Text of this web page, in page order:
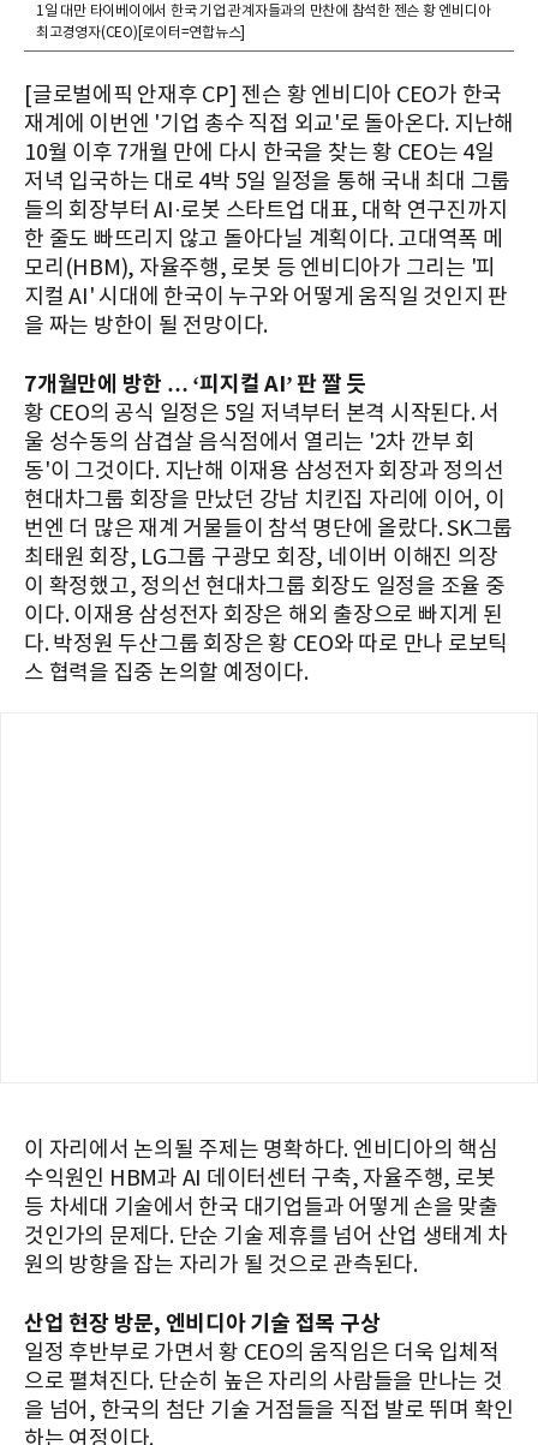
1일 대만 타이베이에서 한국 기업 관계자들과의 만찬에 참석한 젠슨 황 엔비디아
최고경영자(CEO)[로이터=연합뉴스]
[글로벌에픽 안재후 CP] 젠슨 황 엔비디아 CEO가 한국
재계에 이번엔 '기업 총수 직접 외교'로 돌아온다. 지난해
10월 이후 7개월 만에 다시 한국을 찾는 황 CEO는 4일
저녁 입국하는 대로 4박 5일 일정을 통해 국내 최대 그룹
들의 회장부터 AI·로봇 스타트업 대표, 대학 연구진까지
한 줄도 빠뜨리지 않고 돌아다닐 계획이다. 고대역폭 메
모리(HBM), 자율주행, 로봇 등 엔비디아가 그리는 '피
지컬 AI' 시대에 한국이 누구와 어떻게 움직일 것인지 판
을 짜는 방한이 될 전망이다.
7개월만에 방한 … ‘피지컬 AI’ 판 짤 듯
황 CEO의 공식 일정은 5일 저녁부터 본격 시작된다. 서
울 성수동의 삼겹살 음식점에서 열리는 '2차 깐부 회
동'이 그것이다. 지난해 이재용 삼성전자 회장과 정의선
현대차그룹 회장을 만났던 강남 치킨집 자리에 이어, 이
번엔 더 많은 재계 거물들이 참석 명단에 올랐다. SK그룹
최태원 회장, LG그룹 구광모 회장, 네이버 이해진 의장
이 확정했고, 정의선 현대차그룹 회장도 일정을 조율 중
이다. 이재용 삼성전자 회장은 해외 출장으로 빠지게 된
다. 박정원 두산그룹 회장은 황 CEO와 따로 만나 로보틱
스 협력을 집중 논의할 예정이다.
이 자리에서 논의될 주제는 명확하다. 엔비디아의 핵심
수익원인 HBM과 AI 데이터센터 구축, 자율주행, 로봇
등 차세대 기술에서 한국 대기업들과 어떻게 손을 맞출
것인가의 문제다. 단순 기술 제휴를 넘어 산업 생태계 차
원의 방향을 잡는 자리가 될 것으로 관측된다.
산업 현장 방문, 엔비디아 기술 접목 구상
일정 후반부로 가면서 황 CEO의 움직임은 더욱 입체적
으로 펼쳐진다. 단순히 높은 자리의 사람들을 만나는 것
을 넘어, 한국의 첨단 기술 거점들을 직접 발로 뛰며 확인
하는 여정이다.